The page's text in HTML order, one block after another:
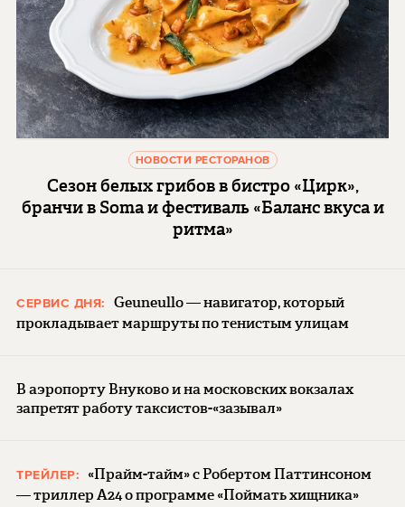
НОВОСТИ РЕСТОРАНОВ
Сезон белых грибов в бистро «Цирк»,
бранчи в Soma и фестиваль «Баланс вкуса и
ритма»
СЕРВИС ДНЯ:
Geuneullo — навигатор, который
прокладывает маршруты по тенистым улицам
В аэропорту Внуково и на московских вокзалах
запретят работу таксистов-«зазывал»
ТРЕЙЛЕР:
«Прайм-тайм» с Робертом Паттинсоном
— триллер A24 о программе «Поймать хищника»